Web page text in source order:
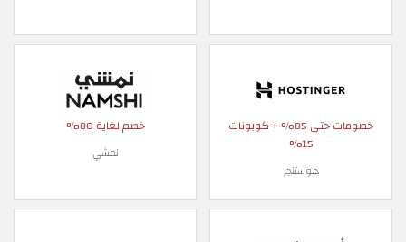
خصومات حتى 85% + كوبونات
15%
هوستنجر
خصم لغاية 80%
نمشي